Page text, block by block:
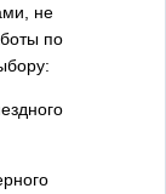
не
по